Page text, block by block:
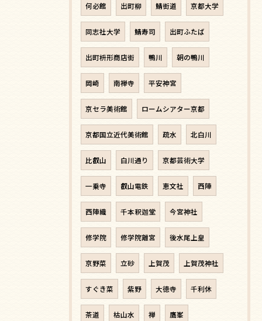
何必館 出町柳 鯖街道 京都大学
同志社大学 鯖寿司 出町ふたば
出町枡形商店街 鴨川 朝の鴨川
岡崎 南禅寺 平安神宮
京セラ美術館 ロームシアター京都
京都国立近代美術館 疏水 北白川
比叡山 白川通り 京都芸術大学
一乗寺 叡山電鉄 恵文社 西陣
西陣織 千本釈迦堂 今宮神社
修学院 修学院離宮 後水尾上皇
京野菜 立砂 上賀茂 上賀茂神社
すぐき菜 紫野 大徳寺 千利休
茶道 枯山水 禅 鷹峯